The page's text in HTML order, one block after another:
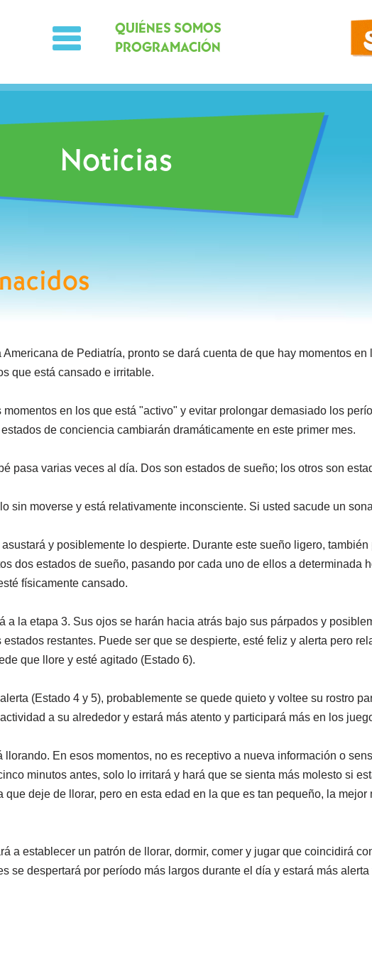
QUIÉNES SOMOS
PROGRAMACIÓN
Noticias
de Pediatría, pronto se dará cuenta de que hay momentos en
que está cansado e irritable.
en los que está "activo" y evitar prolongar demasiado los
de conciencia cambiarán dramáticamente en este primer mes.
pasa varias veces al día. Dos son estados de sueño; los otros son
sin moverse y está relativamente inconsciente. Si usted sacude un
y posiblemente lo despierte. Durante este sueño ligero,
dos estados de sueño, pasando por cada uno de ellos a determinada
físicamente cansado.
la etapa 3. Sus ojos se harán hacia atrás bajo sus párpados y
restantes. Puede ser que se despierte, esté feliz y alerta pero
que llore y esté agitado (Estado 6).
(Estado 4 y 5), probablemente se quede quieto y voltee su rostro
a su alrededor y estará más atento y participará más en los
En esos momentos, no es receptivo a nueva información o
minutos antes, solo lo irritará y hará que se sienta más molesto si
deje de llorar, pero en esta edad en la que es tan pequeño, la
a establecer un patrón de llorar, dormir, comer y jugar que coincidirá
se despertará por período más largos durante el día y estará más